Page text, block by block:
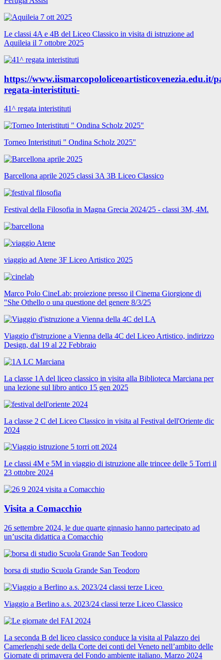
Le classi 4A e 4B del Liceo Classico in visita di istruzione ad
Aquileia il 7 ottobre 2025
https://www.iismarcopololiceoartisticovenezia.edu.it/
regata-interistituti-
41^ regata interistituti
Torneo Interistituti " Ondina Scholz 2025"
Barcellona aprile 2025 classi 3A 3B Liceo Classico
Festival della Filosofia in Magna Grecia 2024/25 - classi 3M, 4M.
viaggio ad Atene 3F Liceo Artistico 2025
Marco Polo CineLab: proiezione presso il Cinema Giorgione di
"She Othello o una questione del genere 8/3/25
Viaggio d'istruzione a Vienna della 4C del Liceo Artistico, indirizzo
Design, dal 19 al 22 Febbraio
La classe 1A del liceo classico in visita alla Biblioteca Marciana per
una lezione sul libro antico 15 gen 2025
La classe 2 C del Liceo Classico in visita al Festival dell'Oriente dic
2024
Le classi 4M e 5M in viaggio di istruzione alle trincee delle 5 Torri il
23 ottobre 2024
Visita a Comacchio
26 settembre 2024, le due quarte ginnasio hanno partecipato ad
un’uscita didattica a Comacchio
borsa di studio Scuola Grande San Teodoro
Viaggio a Berlino a.s. 2023/24 classi terze Liceo Classico
La seconda B del liceo classico conduce la visita al Palazzo dei
Camerlenghi sede della Corte dei conti del Veneto nell’ambito delle
Giornate di primavera del Fondo ambiente italiano. Marzo 2024